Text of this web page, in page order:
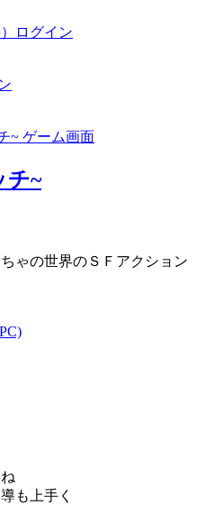
ログイン
チ~
ゃの世界のＳＦアクション
も上手く